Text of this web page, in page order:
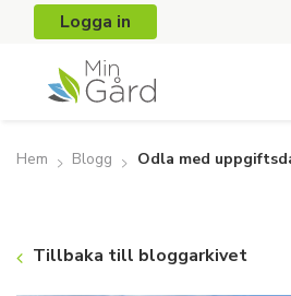
Logga in
Hem Blogg Odla med
Tillbaka till bloggarkivet